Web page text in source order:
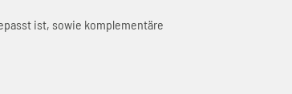
ist, sowie komplementäre